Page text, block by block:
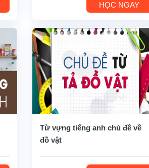
HỌC NGAY
Từ vựng tiếng anh chủ đề về
đồ vật